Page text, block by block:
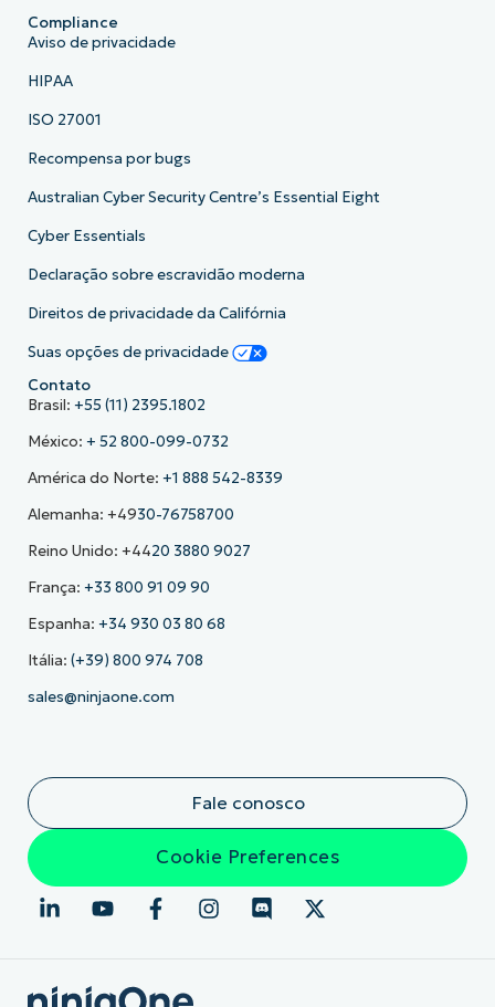
Compliance
Aviso de privacidade
HIPAA
ISO 27001
Recompensa por bugs
Australian Cyber Security Centre’s Essential Eight
Cyber Essentials
Declaração sobre escravidão moderna
Direitos de privacidade da Califórnia
Suas opções de privacidade
Contato
Brasil: +55 (11) 2395.1802
México: + 52 800-099-0732
América do Norte: +1 888 542-8339
Alemanha: +4930-76758700
Reino Unido: +4420 3880 9027
França: +33 800 91 09 90
Espanha: +34 930 03 80 68
Itália: (+39) 800 974 708
sales@ninjaone.com
Fale conosco
Cookie Preferences